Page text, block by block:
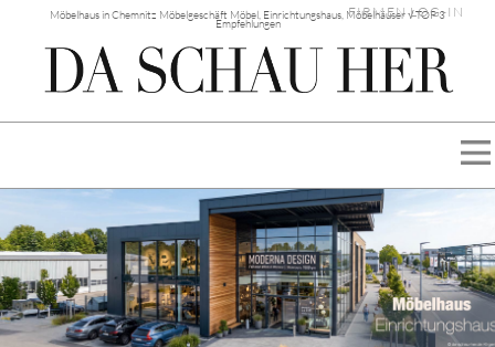
Möbelhaus in Chemnitz Möbelgeschäft Möbel, Einrichtungshaus, Möbelhäuser √ TOP 3
Empfehlungen
FIRMEN LOG-IN